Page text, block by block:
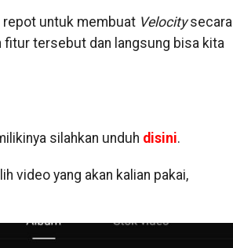
untuk membuat Velocitysecara
fitur tersebut dan langsung bisa kita
silahkan unduh disini.
video yang akan kalian pakai,